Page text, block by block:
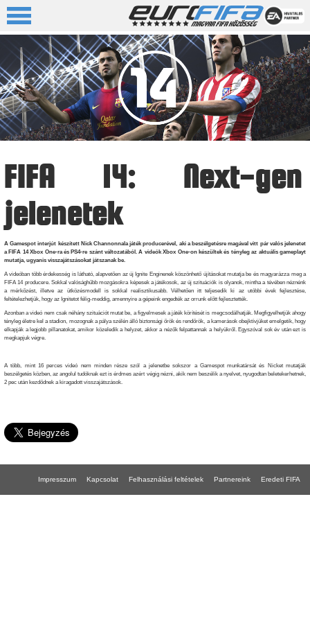
FIFA 14: Next-gen
jelenetek
A Gamespot interjút készített Nick Channonnala játék producerével, aki a beszélgetésre magával vitt pár valós jelenetet
a FIFA 14 Xbox One-ra és PS4-re szánt változatából. A videók Xbox One-on készültek és tényleg az aktuális gameplayt
mutatja, ugyanis visszajátszásokat játszanak be.
A videóban több érdekesség is látható, alapvetően az új Ignite Enginenek köszönhető újításokat mutatja be és magyarázza meg a
FIFA 14 producere. Sokkal valósághűbb mozgásokra képesek a játékosok, az új szituációk is olyanok, mintha a tévében néznénk
a mérkőzést, illetve az ütközésmodell is sokkal realisztikusabb. Vélhetően itt teljesedik ki az utóbbi évek fejlesztése,
feltételezhetjük, hogy az Ignitetot félig-meddig, amennyire a gépeink engedték az orrunk előtt fejlesztették.
Azonban a videó nem csak néhány szituációt mutat be, a figyelmesek a játék körítését is megcsodálhatják. Megfigyelhetjük ahogy
tényleg életre kel a stadion, mozognak a pálya szélén álló biztonsági őrök és rendőrök, a kamerások obejktívjüket emelgetik, hogy
elkapják a legjobb pillanatokat, amikor közeledik a helyzet, akkor a nézők felpattannak a helyükről. Egyszóval sok év után ezt is
megkapjuk végre.
A több, mint 16 perces videó nem minden része szól a jelenetbe sokszor a Gamespot munkatársát és Nicket mutatják
beszélgetés közben, az angolul tudóknak ezt is érdmes azért végig nézni, akik nem beszélik a nyelvet, nyugodtan beletekerhetnek,
2 pec után kezdődnek a kiragadott visszajátszások.
Impresszum Kapcsolat Felhasználási feltételek Partnereink Eredeti FIFA